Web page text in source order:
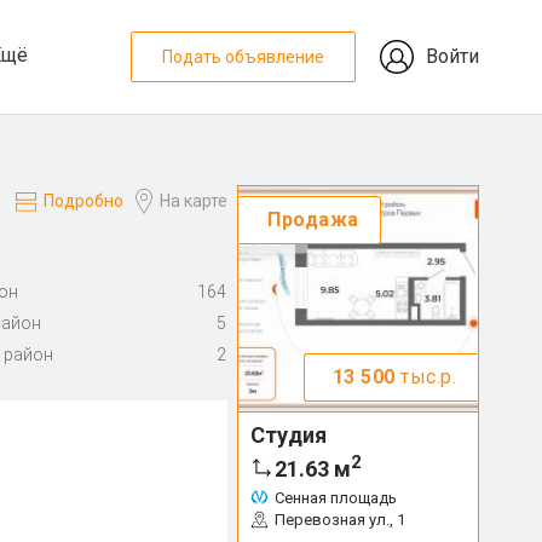
Подать объявление Войти
Подробно На карте
164
5
район 2
Продажа
13 500 тыс.р.
Студия
21.63 м2
Сенная площадь
Перевозная ул., 1